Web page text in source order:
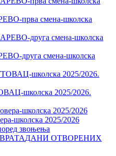
прва смена-школска
друга смена-школска
школска 2025/2026.
школска 2025/2026
звоњења
ДАНИ ОТВОРЕНИХ